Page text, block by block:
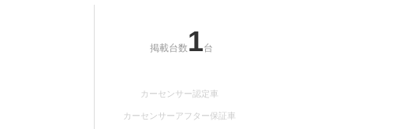
掲載台数 1台
カーセンサー認定車
カーセンサーアフター保証車